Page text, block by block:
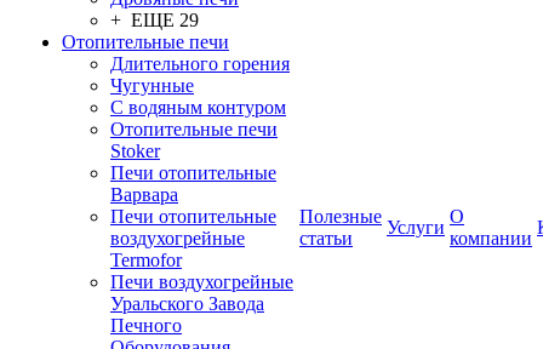
+ ЕЩЕ 29
Отопительные печи
Длительного горения
Чугунные
C водяным контуром
Отопительные печи
Stoker
Печи отопительные
Варвара
Печи отопительные
воздухогрейные
Termofor
Печи воздухогрейные
Уральского Завода
Печного
Полезные
статьи
Услуги
О
компании